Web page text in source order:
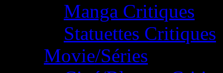
Manga Critiques
Statuettes Critiques
Movie/Séries